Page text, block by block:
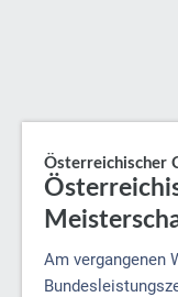
Österreichischer
Am vergangenen